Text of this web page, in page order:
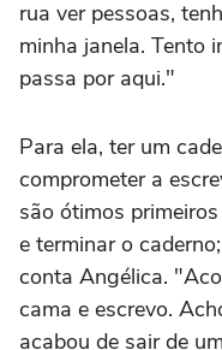
rua ver pessoas,
minha janela. Tento
passa por aqui."
Para ela, ter um
comprometer a
são ótimos
e terminar o
conta Angélica.
cama e escrevo.
acabou de sair de